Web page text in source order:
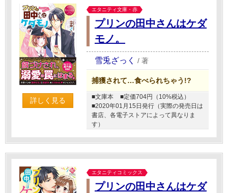
詳しく見る
エタニティ文庫・赤
プリンの田中さんはケダ
モノ。
雪兎ざっく / 著
捕獲されて…食べられちゃう!?
■文庫本
■定価704円（10%税込）
■2020年01月15日発行（実際の発売日は
書店、各電子ストアによって異なりま
す）
エタニティコミックス
プリンの田中さんはケダ